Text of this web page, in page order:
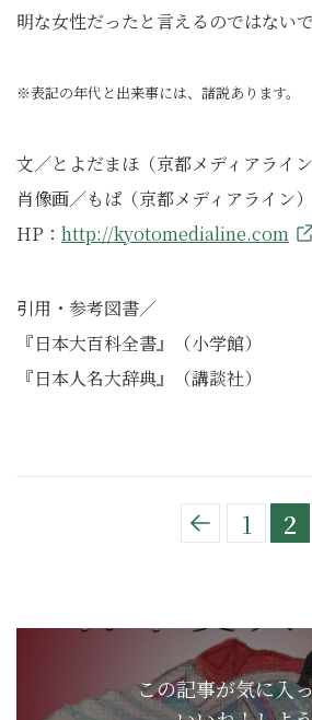
明な女性だったと言えるのではない
※表記の年代と出来事には、諸説あります。
文／とよだまほ（京都メディアライン
肖像画／もぱ（京都メディアライン）
HP： http://kyotomedialine.com
引用・参考図書／
『日本大百科全書』（小学館）
『日本人名大辞典』（講談社）
1 2
この記事が気に入